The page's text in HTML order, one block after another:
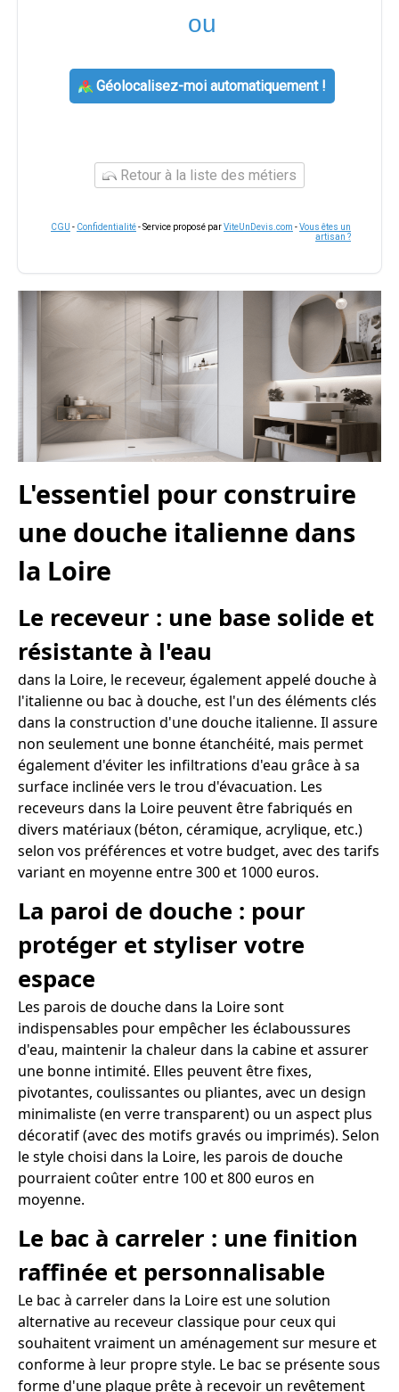
ou
Géolocalisez-moi automatiquement !
Retour à la liste des métiers
CGU - Confidentialité- Service proposé parViteUnDevis.com -Vous êtes un
artisan ?
L'essentiel pour construire
une douche italienne dans
la Loire
Le receveur : une base solide et
résistante à l'eau
dans la Loire, le receveur, également appelé douche à
l'italienne ou bac à douche, est l'un des éléments clés
dans la construction d'une douche italienne. Il assure
non seulement une bonne étanchéité, mais permet
également d'éviter les infiltrations d'eau grâce à sa
surface inclinée vers le trou d'évacuation. Les
receveurs dans la Loire peuvent être fabriqués en
divers matériaux (béton, céramique, acrylique, etc.)
selon vos préférences et votre budget, avec des tarifs
variant en moyenne entre 300 et 1000 euros.
La paroi de douche : pour
protéger et styliser votre
espace
Les parois de douche dans la Loire sont
indispensables pour empêcher les éclaboussures
d'eau, maintenir la chaleur dans la cabine et assurer
une bonne intimité. Elles peuvent être fixes,
pivotantes, coulissantes ou pliantes, avec un design
minimaliste (en verre transparent) ou un aspect plus
décoratif (avec des motifs gravés ou imprimés). Selon
le style choisi dans la Loire, les parois de douche
pourraient coûter entre 100 et 800 euros en
moyenne.
Le bac à carreler : une finition
raffinée et personnalisable
Le bac à carreler dans la Loire est une solution
alternative au receveur classique pour ceux qui
souhaitent vraiment un aménagement sur mesure et
conforme à leur propre style. Le bac se présente sous
forme d'une plaque prête à recevoir un revêtement